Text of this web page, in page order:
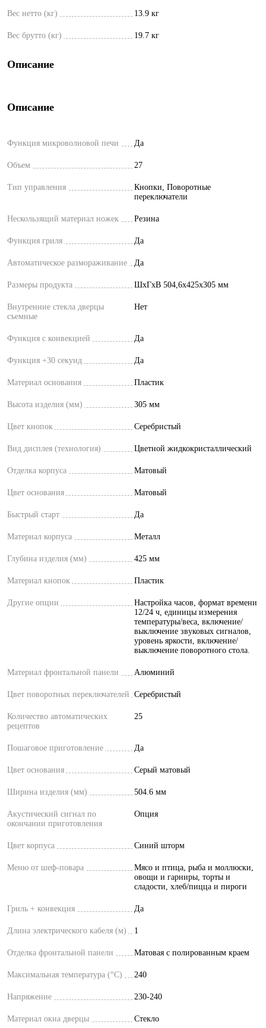
Вес нетто (кг) 13.9 кг
Вес брутто (кг) 19.7 кг
Описание
Описание
Функция микроволновой печи Да
Объем 27
Тип управления
Кнопки, Поворотные
переключатели
Нескользящий материал ножек Резина
Функция гриля Да
Автоматическое размораживание Да
Размеры продукта ШxГxВ 504,6x425x305 мм
Внутренние стекла дверцы
съемные
Нет
Функция с конвекцией Да
Функция +30 секунд Да
Материал основания Пластик
Высота изделия (мм) 305 мм
Цвет кнопок Серебристый
Вид дисплея (технология) Цветной жидкокристаллический
Отделка корпуса Матовый
Цвет основания Матовый
Быстрый старт Да
Материал корпуса Металл
Глубина изделия (мм) 425 мм
Материал кнопок Пластик
Другие опции
Настройка часов, формат времени
12/24 ч, единицы измерения
температуры/веса, включение/
выключение звуковых сигналов,
уровень яркости, включение/
выключение поворотного стола.
Материал фронтальной панели Алюминий
Цвет поворотных переключателей Серебристый
Количество автоматических
рецептов
25
Пошаговое приготовление Да
Цвет основания Серый матовый
Ширина изделия (мм) 504.6 мм
Акустический сигнал по
окончании приготовления
Опция
Цвет корпуса Синий шторм
Меню от шеф-повара
Мясо и птица, рыба и моллюски,
овощи и гарниры, торты и
сладости, хлеб/пицца и пироги
Гриль + конвекция Да
Длина электрического кабеля (м) 1
Отделка фронтальной панели Матовая с полированным краем
Максимальная температура (°C) 240
Напряжение 230-240
Материал окна дверцы Стекло